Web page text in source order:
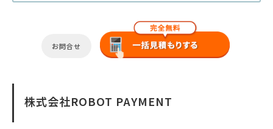
お問合せ
株式会社ROBOT PAYMENT